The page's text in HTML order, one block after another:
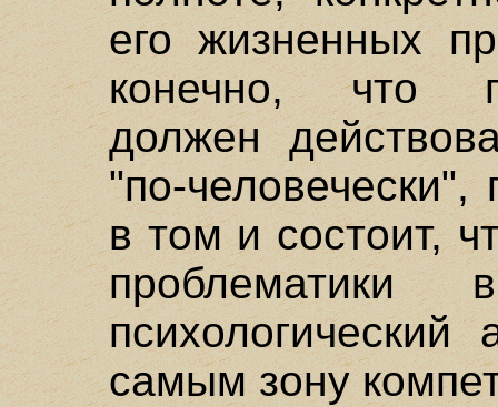
его жизненных
конечно, что
должен
"по-человечески",
в том и состоит,
проблематики
самым зону